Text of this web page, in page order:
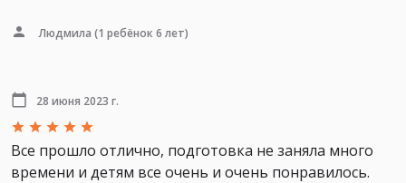
Людмила (1 ребёнок 6 лет)
28 июня 2023 г.
Все прошло отлично, подготовка не заняла много
времени и детям все очень и очень понравилось.